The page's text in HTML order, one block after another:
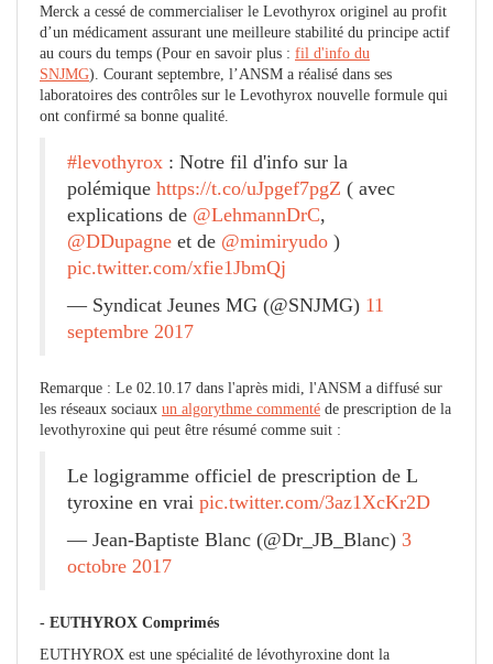
Merck a cessé de commercialiser le Levothyrox originel au profit
d’un médicament assurant une meilleure stabilité du principe actif
au cours du temps (Pour en savoir plus : fil d'info du
SNJMG). Courant septembre, l’ANSM a réalisé dans ses
laboratoires des contrôles sur le Levothyrox nouvelle formule qui
ont confirmé sa bonne qualité.
#levothyrox : Notre fil d'info sur la
polémique https://t.co/uJpgef7pgZ ( avec
explications de @LehmannDrC,
@DDupagne et de @mimiryudo )
pic.twitter.com/xfie1JbmQj
— Syndicat Jeunes MG (@SNJMG) 11
septembre 2017
Remarque : Le 02.10.17 dans l'après midi, l'ANSM a diffusé sur
les réseaux sociaux un algorythme commenté de prescription de la
levothyroxine qui peut être résumé comme suit :
Le logigramme officiel de prescription de L
tyroxine en vrai pic.twitter.com/3az1XcKr2D
— Jean-Baptiste Blanc (@Dr_JB_Blanc) 3
octobre 2017
- EUTHYROX Comprimés
EUTHYROX est une spécialité de lévothyroxine dont la